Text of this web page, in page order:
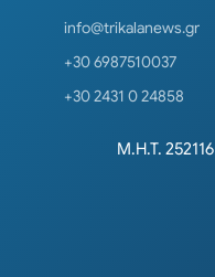
info@trikalanews.gr
+30 6987510037
+30 2431 0 24858
Μ.Η.Τ. 252116